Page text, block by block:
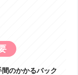
のかかるバック